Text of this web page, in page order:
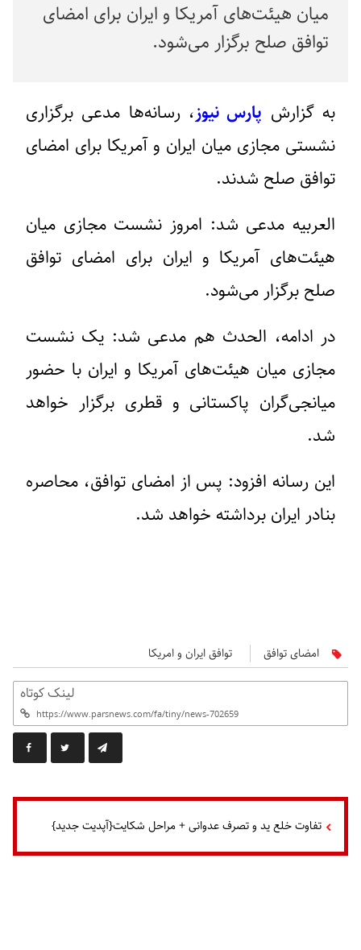
میان هیئت‌های آمریکا و ایران برای امضای
توافق صلح برگزار می‌شود.
به گزارش پارس نیوز، رسانه‌ها مدعی برگزاری
نشستی مجازی میان ایران و آمریکا برای امضای
توافق صلح شدند.
العربیه مدعی شد: امروز نشست مجازی میان
هیئت‌های آمریکا و ایران برای امضای توافق
صلح برگزار می‌شود.
در ادامه، الحدث هم مدعی شد: یک نشست
مجازی میان هیئت‌های آمریکا و ایران با حضور
میانجی‌گران پاکستانی و قطری برگزار خواهد
شد.
این رسانه افزود: پس از امضای توافق، محاصره
بنادر ایران برداشته خواهد شد.
امضای توافق توافق ایران و امریکا
لینک کوتاه
تفاوت خلع ید و تصرف عدوانی + مراحل شکایت{آپدیت جدید}